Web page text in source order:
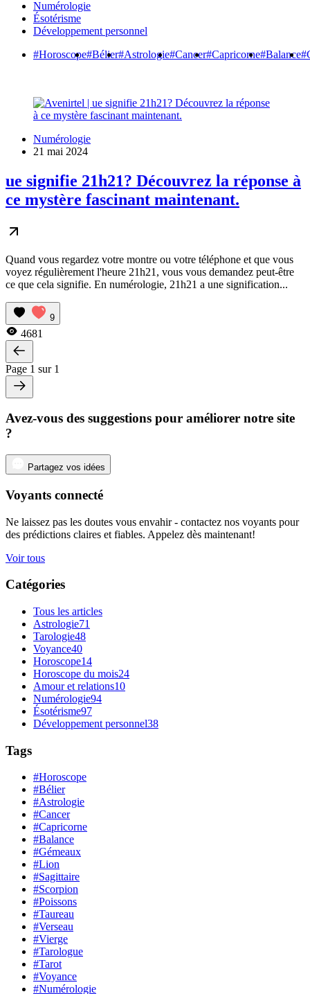
Numérologie
Ésotérisme
Développement personnel
#Horoscope#Bélier#Astrologie#Cancer#Capricorne#Balance
Numérologie
21 mai 2024
ue signifie 21h21? Découvrez la réponse à
ce mystère fascinant maintenant.
Quand vous regardez votre montre ou votre téléphone et que vous
voyez régulièrement l'heure 21h21, vous vous demandez peut-être
ce que cela signifie. En numérologie, 21h21 a une signification...
9
4681
Page 1 sur 1
Avez-vous des suggestions pour améliorer notre site
?
Partagez vos idées
Voyants connecté
Ne laissez pas les doutes vous envahir - contactez nos voyants pour
des prédictions claires et fiables. Appelez dès maintenant!
Voir tous
Catégories
Tous les articles
Astrologie71
Tarologie48
Voyance40
Horoscope14
Horoscope du mois24
Amour et relations10
Numérologie94
Ésotérisme97
Développement personnel38
Tags
#Horoscope
#Bélier
#Astrologie
#Cancer
#Capricorne
#Balance
#Gémeaux
#Lion
#Sagittaire
#Scorpion
#Poissons
#Taureau
#Verseau
#Vierge
#Tarologue
#Tarot
#Voyance
#Numérologie